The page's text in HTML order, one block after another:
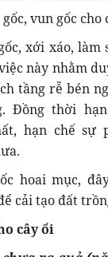
vun gốc cho
xới xáo, làm
này nhằm
tầng rễ bén
Đồng thời
hạn chế sự
hoai mục,
cải tạo đất
cây ổi